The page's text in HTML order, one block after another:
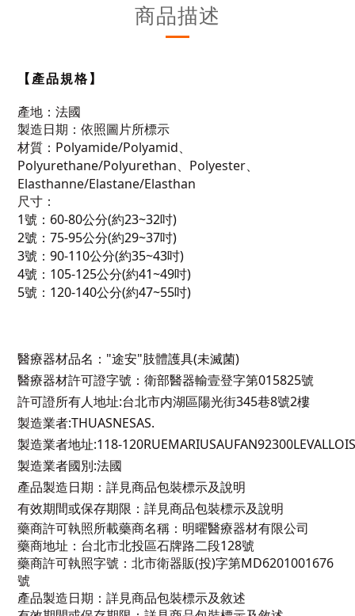
商品描述
【產品規格】
產地：法國
製造日期：依照圖片所標示
材質： Polyamide/Polyamid、
Polyurethane/Polyurethan、Polyester、
Elasthanne/Elastane/Elasthan
尺寸：
1號：60-80公分(約23~32吋)
2號：75-95公分(約29~37吋)
3號：90-110公分(約35~43吋)
4號：105-125公分(約41~49吋)
5號：120-140公分(約47~55吋)
醫療器材品名："途安"肢體護具(未滅菌)
醫療器材許可證字號： 衛部醫器輸壹登字第015825號
許可證所有人地址:台北市内湖區陽光街345巷8號2樓
製造業者:THUASNESAS.
製造業者地址:118-
製造業者國別:法國
產品製造日期：詳見商品包裝標示及說明
有效期間或保存期限：詳見商品包裝標示及說明
藥商許可執照所載藥商名稱：明曜醫療器材有限公司
藥商地址：台北市北投區石牌路二段128號
藥商許可執照字號：北市衛器販(投)字第MD6201001676
號
產品製造日期：詳見商品包裝標示及敘述